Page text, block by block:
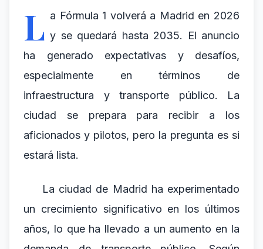
L a Fórmula 1 volverá a Madrid en 2026
y se quedará hasta 2035. El anuncio
ha generado expectativas y desafíos,
especialmente en términos de
infraestructura y transporte público. La
ciudad se prepara para recibir a los
aficionados y pilotos, pero la pregunta es si
estará lista.
La ciudad de Madrid ha experimentado
un crecimiento significativo en los últimos
años, lo que ha llevado a un aumento en la